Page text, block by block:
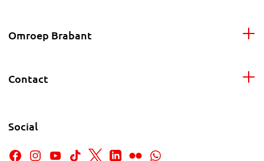
Omroep Brabant
Contact
Social